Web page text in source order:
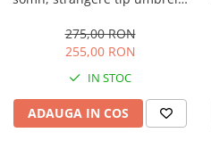
275,00 RON
255,00 RON
IN STOC
ADAUGA IN COS